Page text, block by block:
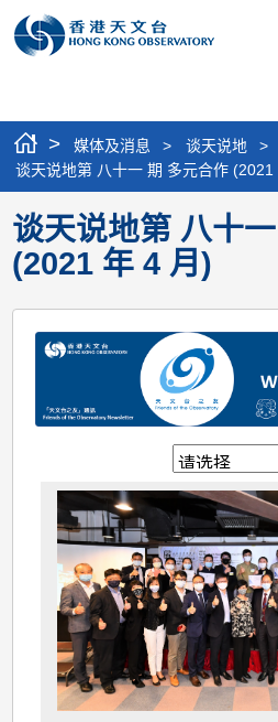
> 媒体及消息 > 谈天说地
>
谈天说地第 八十一 期 多元合作 (2021
谈天说地第 八十
(2021 年 4 月)